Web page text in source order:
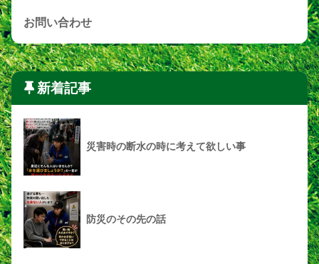
お問い合わせ
新着記事
災害時の断水の時に考えて欲しい事
防災のその先の話